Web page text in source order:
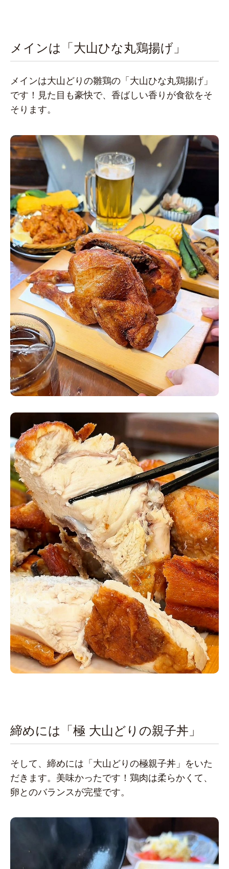
メインは「大山ひな丸鶏揚げ」
メインは大山どりの雛鶏の「大山ひな丸鶏揚げ」
です！見た目も豪快で、香ばしい香りが食欲をそ
そります。
締めには「極 大山どりの親子丼」
そして、締めには「大山どりの極親子丼」をいた
だきます。美味かったです！鶏肉は柔らかくて、
卵とのバランスが完璧です。